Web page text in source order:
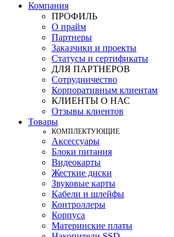
Компания
ПРОФИЛЬ
О прайм
Партнеры
Заказчики и проекты
Статусы и сертификаты
ДЛЯ ПАРТНЕРОВ
Сотрудничество
Корпоративным клиентам
КЛИЕНТЫ О НАС
Отзывы клиентов
Товары
КOМПЛЕКТУЮЩИЕ
Аксессуары
Блоки питания
Видеокарты
Жесткие диски
Звуковые карты
Кабели и шлейфы
Контроллеры
Корпуса
Материнские платы